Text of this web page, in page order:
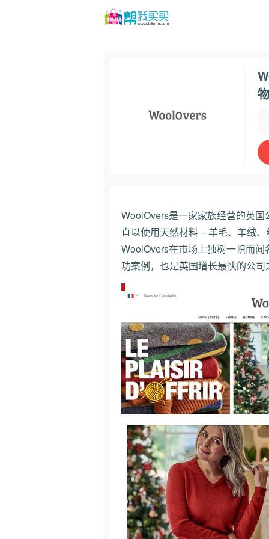
WoolOvers是一家家族经营的英
直以使用天然材料 – 羊毛、羊绒
WoolOvers在市场上独树一帜而
功案例，也是英国增长最快的公司